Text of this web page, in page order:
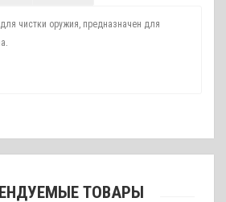
чистки оружия, предназначен для
ТОВАРЫ